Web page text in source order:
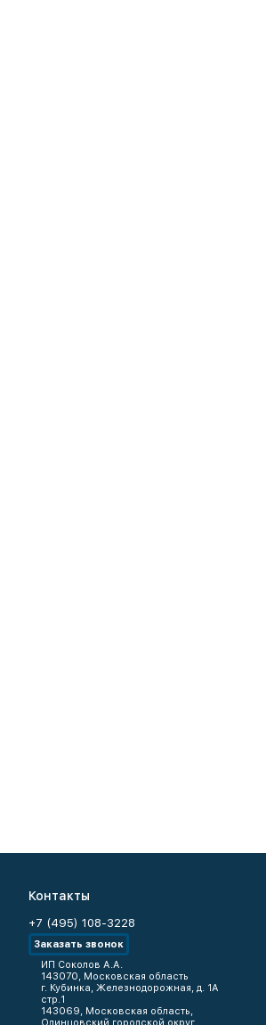
Контакты
+7 (495) 108-3228
Заказать звонок
ИП Соколов А.А.
143070, Московская область
г. Кубинка, Железнодорожная, д. 1А
стр.1
143069, Московская область,